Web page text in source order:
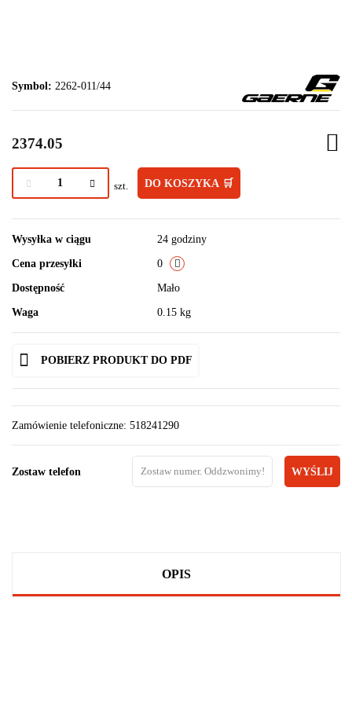
Symbol: 2262-011/44
2374.05
szt. DO KOSZYKA 🛒
Wysyłka w ciągu 24 godziny
Cena przesyłki 0
Dostępność Mało
Waga 0.15 kg
POBIERZ PRODUKT DO PDF
Zamówienie telefoniczne: 518241290
Zostaw telefon WYŚLIJ
OPIS